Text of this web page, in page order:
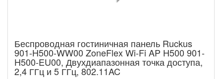
Беспроводная гостиничная панель Ruckus
901-H500-WW00 ZoneFlex Wi-Fi AP H500 901-
H500-EU00, Двухдиапазонная точка доступа,
2,4 ГГц и 5 ГГц, 802.11AC